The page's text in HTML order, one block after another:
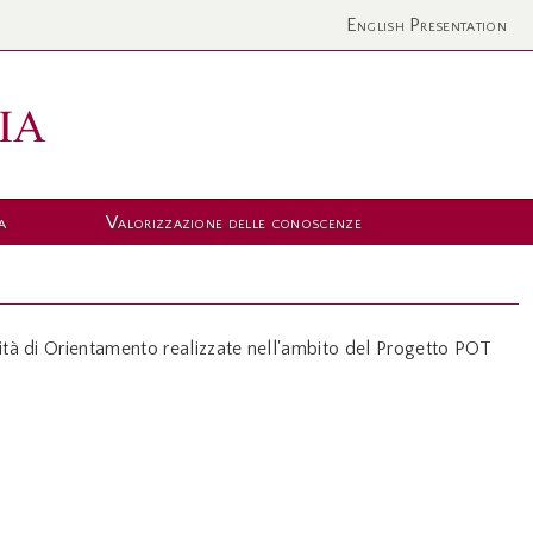
English Presentation
Valorizzazione delle conoscenze
di Orientamento realizzate nell'ambito del Progetto POT